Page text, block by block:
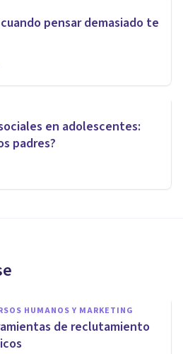
pensar demasiado te
en adolescentes:
padres?
HUMANOS Y MARKETING
de reclutamiento